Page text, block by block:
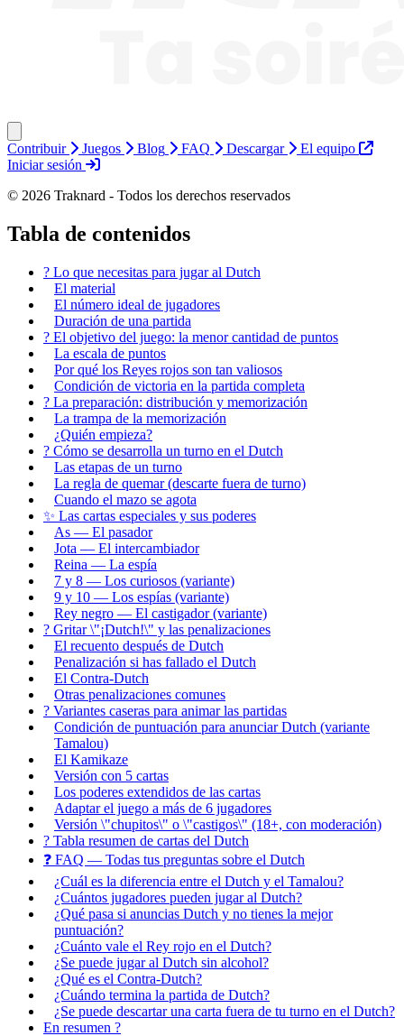
Contribuir Juegos Blog FAQ Descargar
El equipo
Iniciar sesión
© 2026 Traknard - Todos los derechos reservados
Tabla de contenidos
? Lo que necesitas para jugar al Dutch
El material
El número ideal de jugadores
Duración de una partida
? El objetivo del juego: la menor cantidad de puntos
La escala de puntos
Por qué los Reyes rojos son tan valiosos
Condición de victoria en la partida completa
? La preparación: distribución y memorización
La trampa de la memorización
¿Quién empieza?
? Cómo se desarrolla un turno en el Dutch
Las etapas de un turno
La regla de quemar (descarte fuera de turno)
Cuando el mazo se agota
✨ Las cartas especiales y sus poderes
As — El pasador
Jota — El intercambiador
Reina — La espía
7 y 8 — Los curiosos (variante)
9 y 10 — Los espías (variante)
Rey negro — El castigador (variante)
? Gritar \"¡Dutch!\" y las penalizaciones
El recuento después de Dutch
Penalización si has fallado el Dutch
El Contra-Dutch
Otras penalizaciones comunes
? Variantes caseras para animar las partidas
Condición de puntuación para anunciar Dutch (variante
Tamalou)
El Kamikaze
Versión con 5 cartas
Los poderes extendidos de las cartas
Adaptar el juego a más de 6 jugadores
Versión \"chupitos\" o \"castigos\" (18+, con moderación)
? Tabla resumen de cartas del Dutch
❓ FAQ — Todas tus preguntas sobre el Dutch
¿Cuál es la diferencia entre el Dutch y el Tamalou?
¿Cuántos jugadores pueden jugar al Dutch?
¿Qué pasa si anuncias Dutch y no tienes la mejor
puntuación?
¿Cuánto vale el Rey rojo en el Dutch?
¿Se puede jugar al Dutch sin alcohol?
¿Qué es el Contra-Dutch?
¿Cuándo termina la partida de Dutch?
¿Se puede descartar una carta fuera de tu turno en el Dutch?
En resumen ?